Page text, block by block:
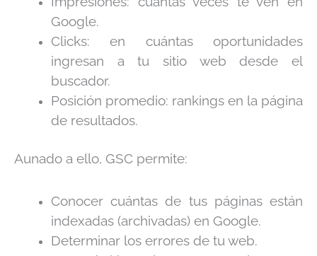
Google.
Clicks: en cuántas oportunidades
ingresan a tu sitio web desde el
buscador.
Posición promedio: rankings en la página
de resultados.
Aunado a ello, GSC permite:
Conocer cuántas de tus páginas están
indexadas (archivadas) en Google.
Determinar los errores de tu web.